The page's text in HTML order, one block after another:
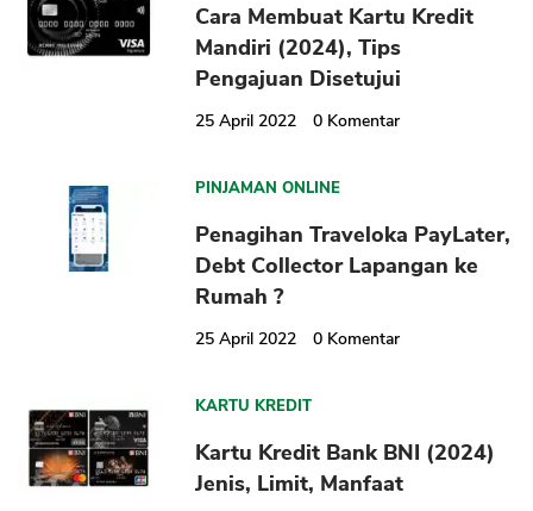
Cara Membuat Kartu Kredit
Mandiri (2024), Tips
Pengajuan Disetujui
25 April 2022 0 Komentar
PINJAMAN ONLINE
Penagihan Traveloka PayLater,
Debt Collector Lapangan ke
Rumah ?
25 April 2022 0 Komentar
KARTU KREDIT
Kartu Kredit Bank BNI (2024)
Jenis, Limit, Manfaat